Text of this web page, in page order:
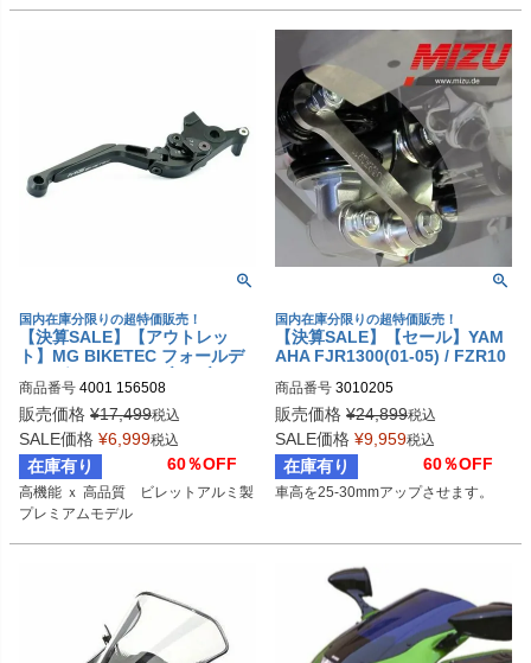
国内在庫分限りの超特価販売！
【決算SALE】【アウトレッ
ト】MG BIKETEC フォールデ
キレバー ブラック DUCATI/KT
M/TRIUMPH
商品番号 4001 156508
販売価格 ¥17,499税込
SALE価格 ¥6,999税込
在庫有り 60％OFF
高機能 ｘ 高品質　ビレットアルミ製
プレミアムモデル
国内在庫分限りの超特価販売！
【決算SALE】【セール】YAM
AHA FJR1300(01-05) / FZR10
ASAKI Z300 (15-) ハイアップ
キット MIZU
商品番号 3010205
販売価格 ¥24,899税込
SALE価格 ¥9,959税込
在庫有り 60％OFF
車高を25-30mmアップさせます。